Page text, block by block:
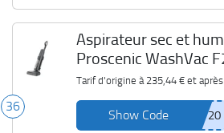
36
Aspirateur sec et
Proscenic WashVac
autonettoyant
Tarif d'origine à 235,44 €et après
Show Code